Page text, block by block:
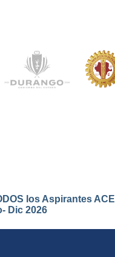
los Aspirantes
Dic 2026